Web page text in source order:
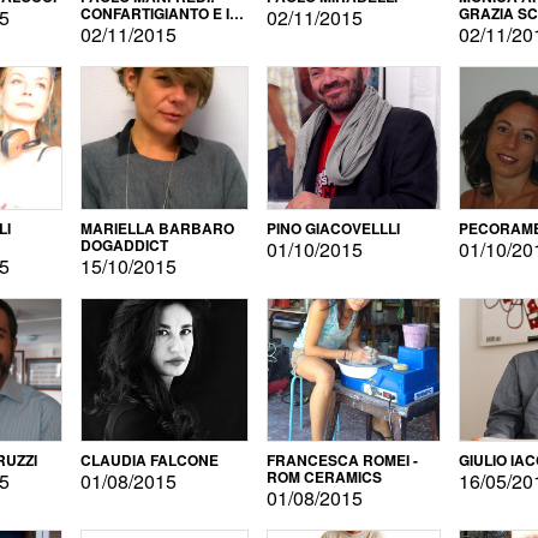
CONFARTIGIANTO E IL
SONDAGGIO
02/11/2015
02/11/2015 GRAZIA
02/11/
MARIELLA BARBARO
DOGADDICT
15/10/2015
PINO GIACOVELLLI
01/10/2015 01/10/
CLAUDIA FALCONE
01/08/2015
FRANCESCA ROMEI -
ROM CERAMICS
01/08/2015
GIULIO
16/05/